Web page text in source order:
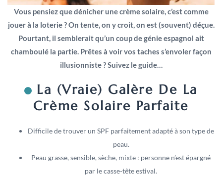
Vous pensiez que dénicher une crème solaire, c’est comme
jouer à la loterie ? On tente, on y croit, on est (souvent) déçue.
Pourtant, il semblerait qu’un coup de génie espagnol ait
chamboulé la partie. Prêtes à voir vos taches s’envoler façon
illusionniste ? Suivez le guide…
La (vraie) Galère De La
Crème Solaire Parfaite
Difficile de trouver un SPF parfaitement adapté à son type de
peau.
Peau grasse, sensible, sèche, mixte : personne n’est épargné
par le casse-tête estival.